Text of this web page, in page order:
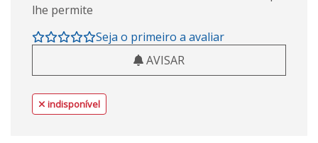
lhe permite
Seja o primeiro a avaliar
AVISAR
indisponível